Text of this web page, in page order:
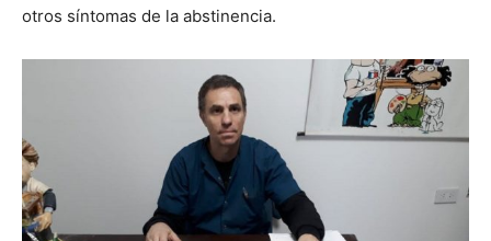
otros síntomas de la abstinencia.